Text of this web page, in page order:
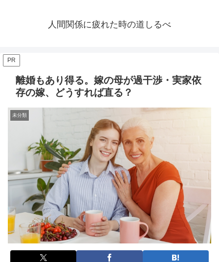
人間関係に疲れた時の道しるべ
PR
離婚もあり得る。嫁の母が過干渉・実家依
存の嫁、どうすれば直る？
未分類